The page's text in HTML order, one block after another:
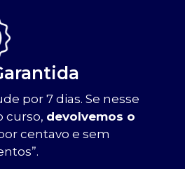
por 7 dias. Se nesse
curso, devolvemos o
centavo e sem